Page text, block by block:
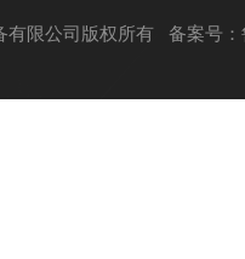
有限公司版权所有 备案号